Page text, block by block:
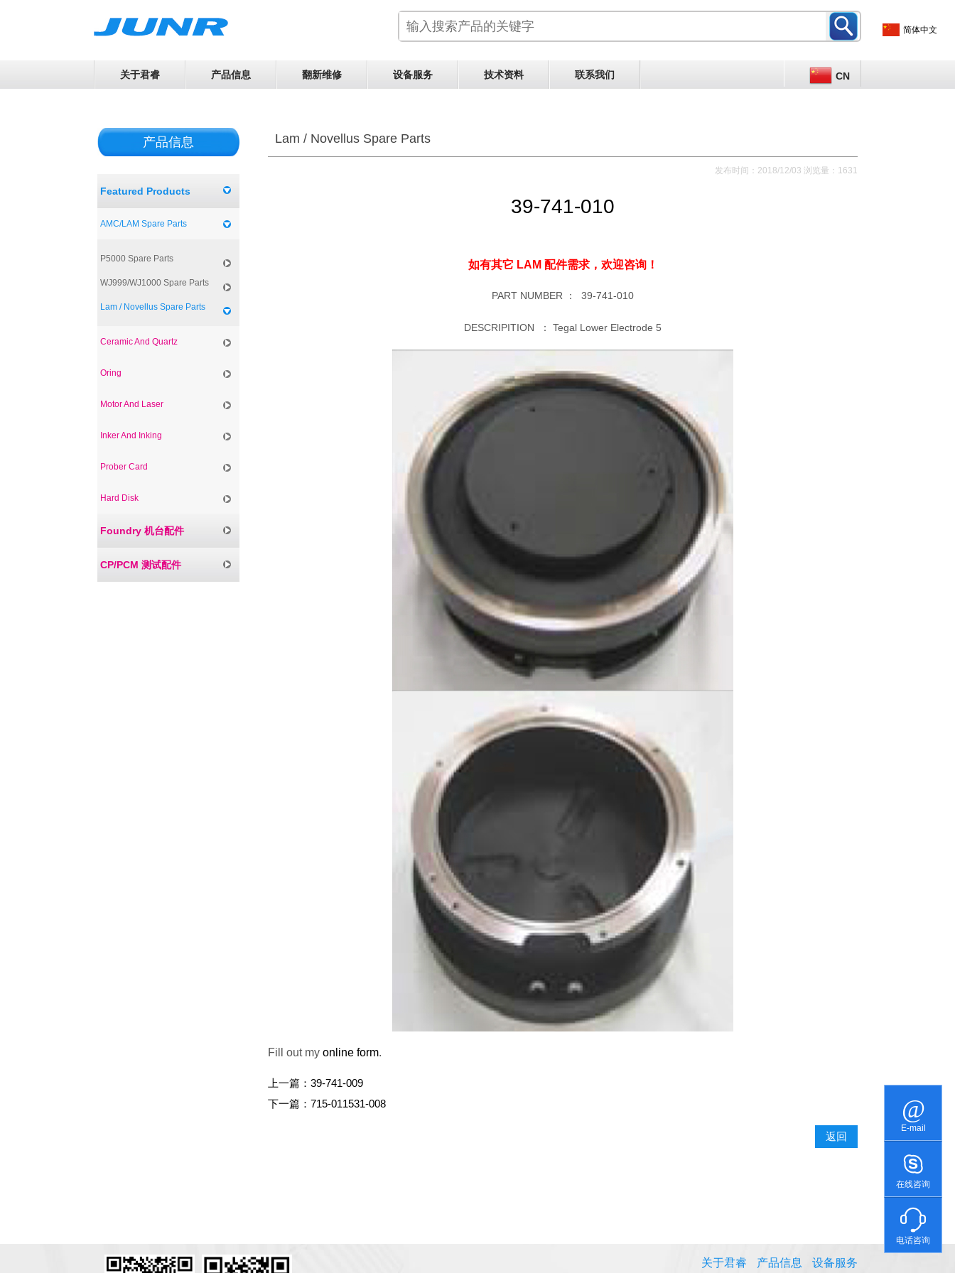
E-mail
在线咨询
电话咨询
关于君睿 产品信息 翻新维修 设备服务 技术资料 联系我们 CN
产品信息
Featured Products
AMC/LAM Spare Parts
P5000 Spare Parts
WJ999/WJ1000 Spare Parts
Lam / Novellus Spare Parts
Ceramic And Quartz
Oring
Motor And Laser
Inker And Inking
Prober Card
Hard Disk
Foundry 机台配件
CP/PCM 测试配件
Lam / Novellus Spare Parts
发布时间：2018/12/03 浏览量：1631
39-741-010
如有其它 LAM 配件需求， 欢迎咨询！
PART NUMBER ： 39-741-010
DESCRIPITION ： Tegal Lower Electrode 5
Fill out my online form.
上一篇： 39-741-009
下一篇： 715-011531-008
返回
关于君睿 产品信息 设备服务
简体中文